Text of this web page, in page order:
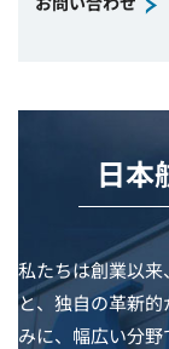
日本
私たちは創業以
と、独自の革新
みに、幅広い分